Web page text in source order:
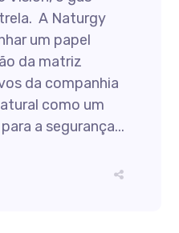
A Naturgy
um papel
da matriz
da companhia
como um
a segurança...